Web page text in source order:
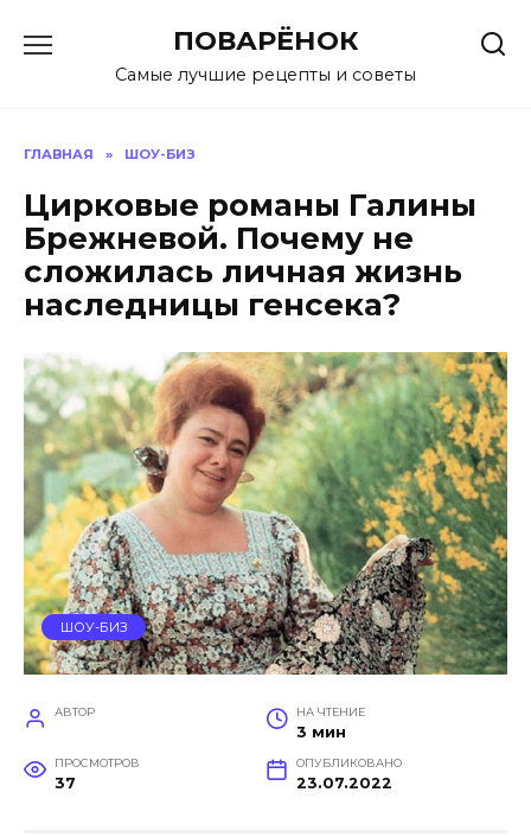
содержанию
ПОВАРЁНОК
Самые лучшие рецепты и советы
ГЛАВНАЯ » ШОУ-БИЗ
Цирковые романы Галины
Брежневой. Почему не
сложилась личная жизнь
наследницы генсека?
ШОУ-БИЗ
АВТОР НА ЧТЕНИЕ
3 мин
ПРОСМОТРОВ
37
ОПУБЛИКОВАНО
23.07.2022